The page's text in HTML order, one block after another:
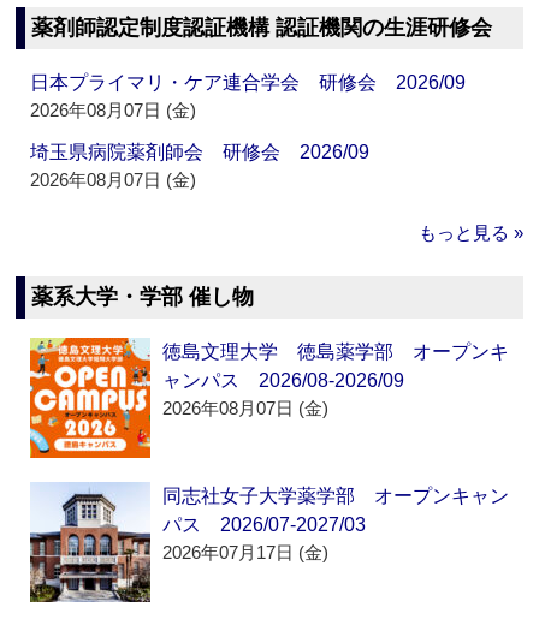
薬剤師認定制度認証機構 認証機関の生涯研修会
日本プライマリ・ケア連合学会 研修会 2026/09
2026年08月07日 (金)
埼玉県病院薬剤師会 研修会 2026/09
2026年08月07日 (金)
もっと見る »
薬系大学・学部 催し物
徳島文理大学 徳島薬学部 オープンキ
ャンパス 2026/08-2026/09
2026年08月07日 (金)
同志社女子大学薬学部 オープンキャン
パス 2026/07-2027/03
2026年07月17日 (金)